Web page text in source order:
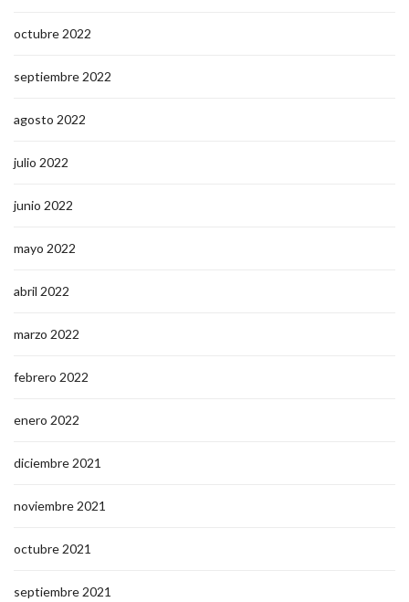
octubre 2022
septiembre 2022
agosto 2022
julio 2022
junio 2022
mayo 2022
abril 2022
marzo 2022
febrero 2022
enero 2022
diciembre 2021
noviembre 2021
octubre 2021
septiembre 2021